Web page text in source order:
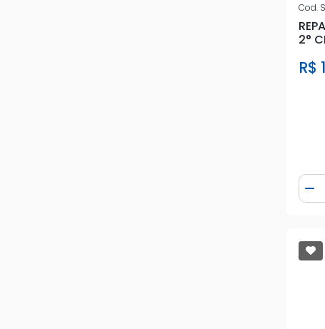
Cod.
2°
R$